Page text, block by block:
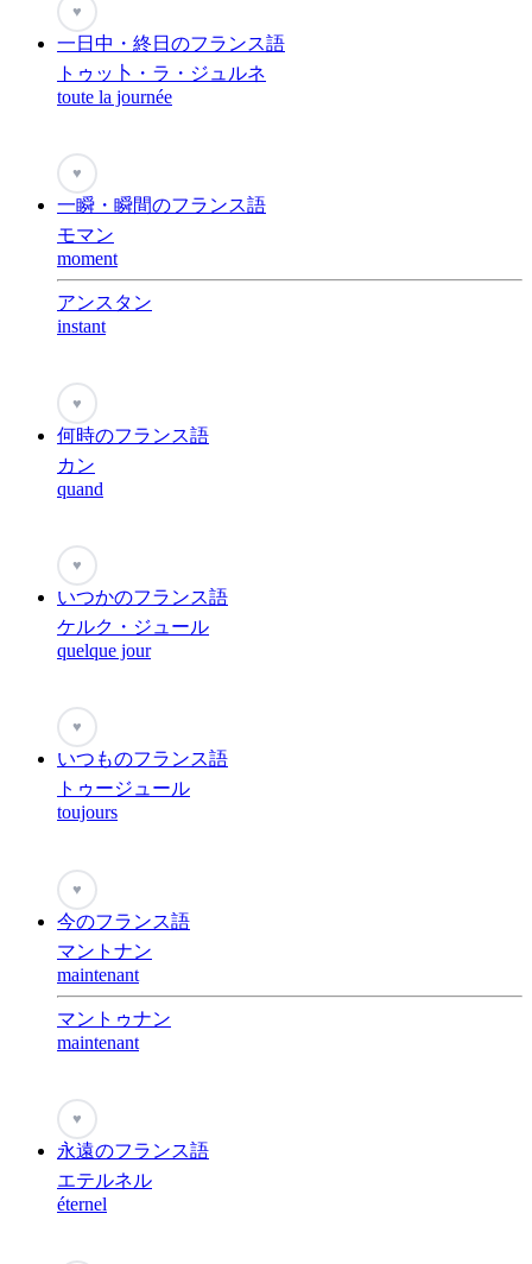
♥
一日中・終日のフランス語
トゥッ卜・ラ・ジュルネ
toute la journée
♥
一瞬・瞬間のフランス語
モマン
moment
アンスタン
instant
♥
何時のフランス語
カン
quand
♥
いつかのフランス語
ケルク・ジュール
quelque jour
♥
いつものフランス語
トゥージュール
toujours
♥
今のフランス語
マントナン
maintenant
マントゥナン
maintenant
♥
永遠のフランス語
エテルネル
éternel